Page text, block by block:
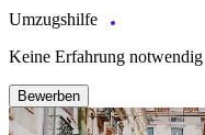
Umzugshilfe
Keine Erfahrung notwendig
Bewerben